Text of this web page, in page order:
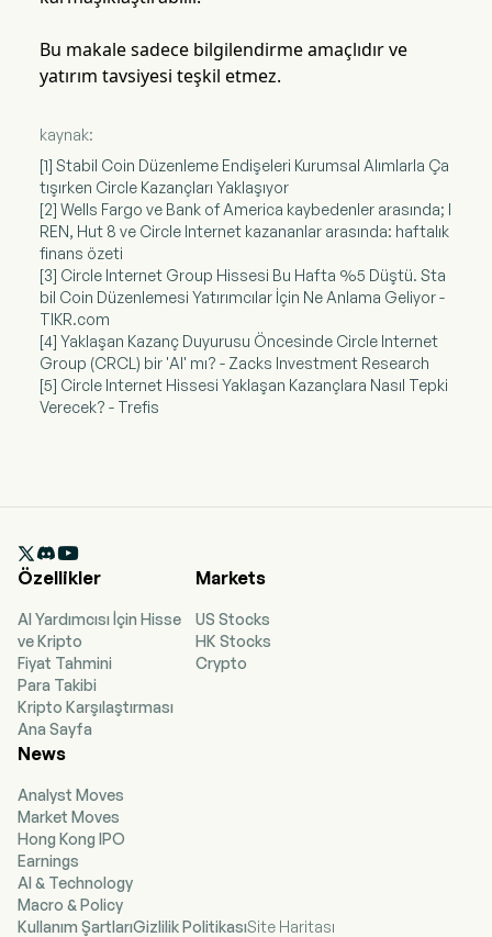
Bu makale sadece bilgilendirme amaçlıdır ve
yatırım tavsiyesi teşkil etmez.
kaynak:
[1] Stabil Coin Düzenleme Endişeleri Kurumsal Alımlarla Ça
tışırken Circle Kazançları Yaklaşıyor
[2] Wells Fargo ve Bank of America kaybedenler arasında; I
REN, Hut 8 ve Circle Internet kazananlar arasında: haftalık
finans özeti
[3] Circle Internet Group Hissesi Bu Hafta %5 Düştü. Sta
bil Coin Düzenlemesi Yatırımcılar İçin Ne Anlama Geliyor -
TIKR.com
[4] Yaklaşan Kazanç Duyurusu Öncesinde Circle Internet
Group (CRCL) bir 'Al' mı? - Zacks Investment Research
[5] Circle Internet Hissesi Yaklaşan Kazançlara Nasıl Tepki
Verecek? - Trefis

Özellikler
AI Yardımcısı İçin Hisse
ve Kripto
Fiyat Tahmini
Para Takibi
Kripto Karşılaştırması
Ana Sayfa
Markets
US Stocks
HK Stocks
Crypto
News
Analyst Moves
Market Moves
Hong Kong IPO
Earnings
AI & Technology
Macro & Policy
Kullanım ŞartlarıGizlilik PolitikasıSite Haritası